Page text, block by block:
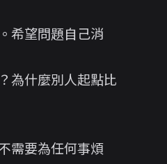
希望問題自己消
為什麼別人起點比
需要為任何事煩